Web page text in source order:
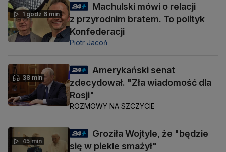
1 godz 6 min
Machulski mówi o relacji
z przyrodnim bratem. To polityk
Konfederacji
Piotr Jacoń
38 min
Amerykański senat
zdecydował. "Zła wiadomość dla
Rosji"
ROZMOWY NA SZCZYCIE
45 min
Groziła Wojtyle, że "będzie
się w piekle smażył"